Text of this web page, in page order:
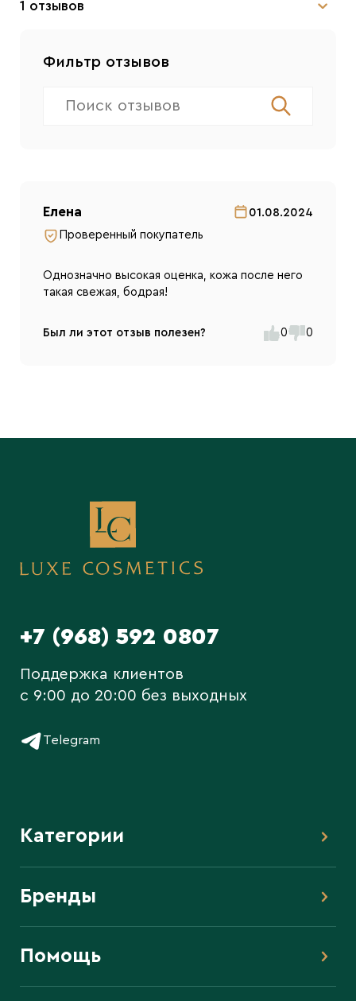
1 отзывов
Фильтр отзывов
Елена
Проверенный покупатель
01.08.2024
Однозначно высокая оценка, кожа после него
такая свежая, бодрая!
Был ли этот отзыв полезен? 0 0
+7 (968) 592 0807
Поддержка клиентов
c 9:00 до 20:00 без выходных
Telegram
Категории
Бренды
Помощь